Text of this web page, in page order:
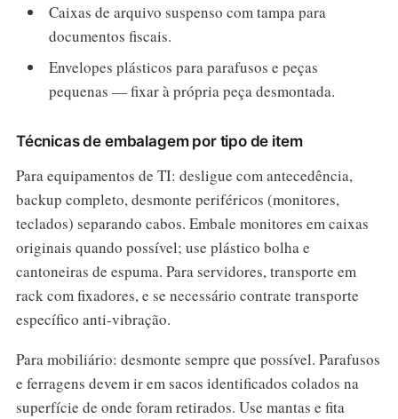
Caixas de arquivo suspenso com tampa para
documentos fiscais.
Envelopes plásticos para parafusos e peças
pequenas — fixar à própria peça desmontada.
Técnicas de embalagem por tipo de item
Para equipamentos de TI: desligue com antecedência,
backup completo, desmonte periféricos (monitores,
teclados) separando cabos. Embale monitores em caixas
originais quando possível; use plástico bolha e
cantoneiras de espuma. Para servidores, transporte em
rack com fixadores, e se necessário contrate transporte
específico anti-vibração.
Para mobiliário: desmonte sempre que possível. Parafusos
e ferragens devem ir em sacos identificados colados na
superfície de onde foram retirados. Use mantas e fita